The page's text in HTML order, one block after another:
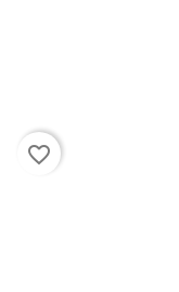
favorite_border